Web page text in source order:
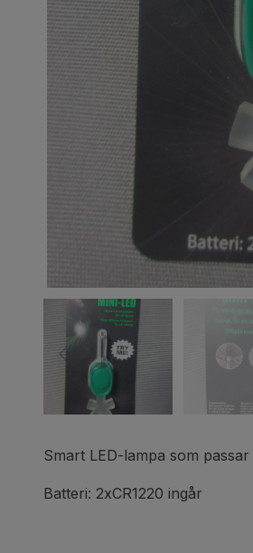
Smart LED-lampa som
Batteri: 2xCR1220 ingår